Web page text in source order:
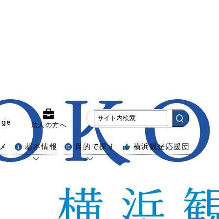
法人の方へ
基本情報 目的で探す 横浜観光応援団